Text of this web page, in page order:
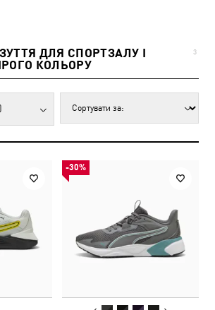
ДЛЯ СПОРТЗАЛУ І
КОЛЬОРУ
3
-30%